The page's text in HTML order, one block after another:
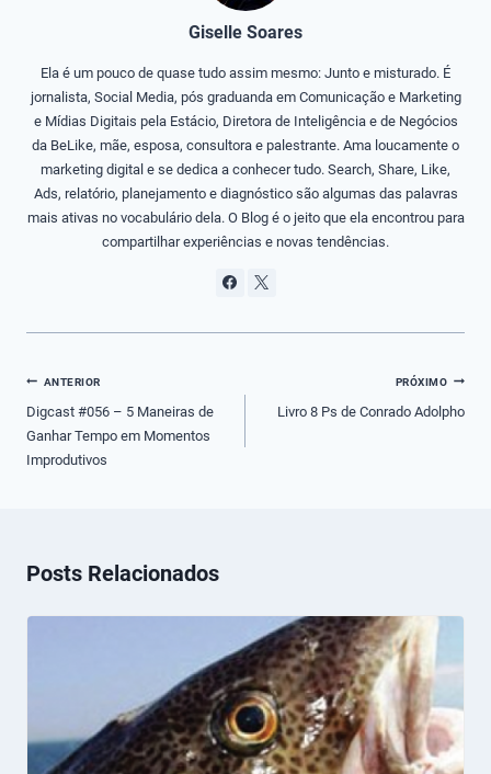
Giselle Soares
Ela é um pouco de quase tudo assim mesmo: Junto e misturado. É
jornalista, Social Media, pós graduanda em Comunicação e Marketing
e Mídias Digitais pela Estácio, Diretora de Inteligência e de Negócios
da BeLike, mãe, esposa, consultora e palestrante. Ama loucamente o
marketing digital e se dedica a conhecer tudo. Search, Share, Like,
Ads, relatório, planejamento e diagnóstico são algumas das palavras
mais ativas no vocabulário dela. O Blog é o jeito que ela encontrou para
compartilhar experiências e novas tendências.
Navegação
de
Post
ANTERIOR
Digcast #056 – 5 Maneiras de
Ganhar Tempo em Momentos
Improdutivos
PRÓXIMO
Livro 8 Ps de Conrado Adolpho
Posts Relacionados